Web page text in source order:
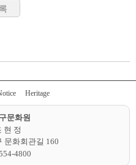
Heritage
문화원
현 정
문화회관길 160
4800